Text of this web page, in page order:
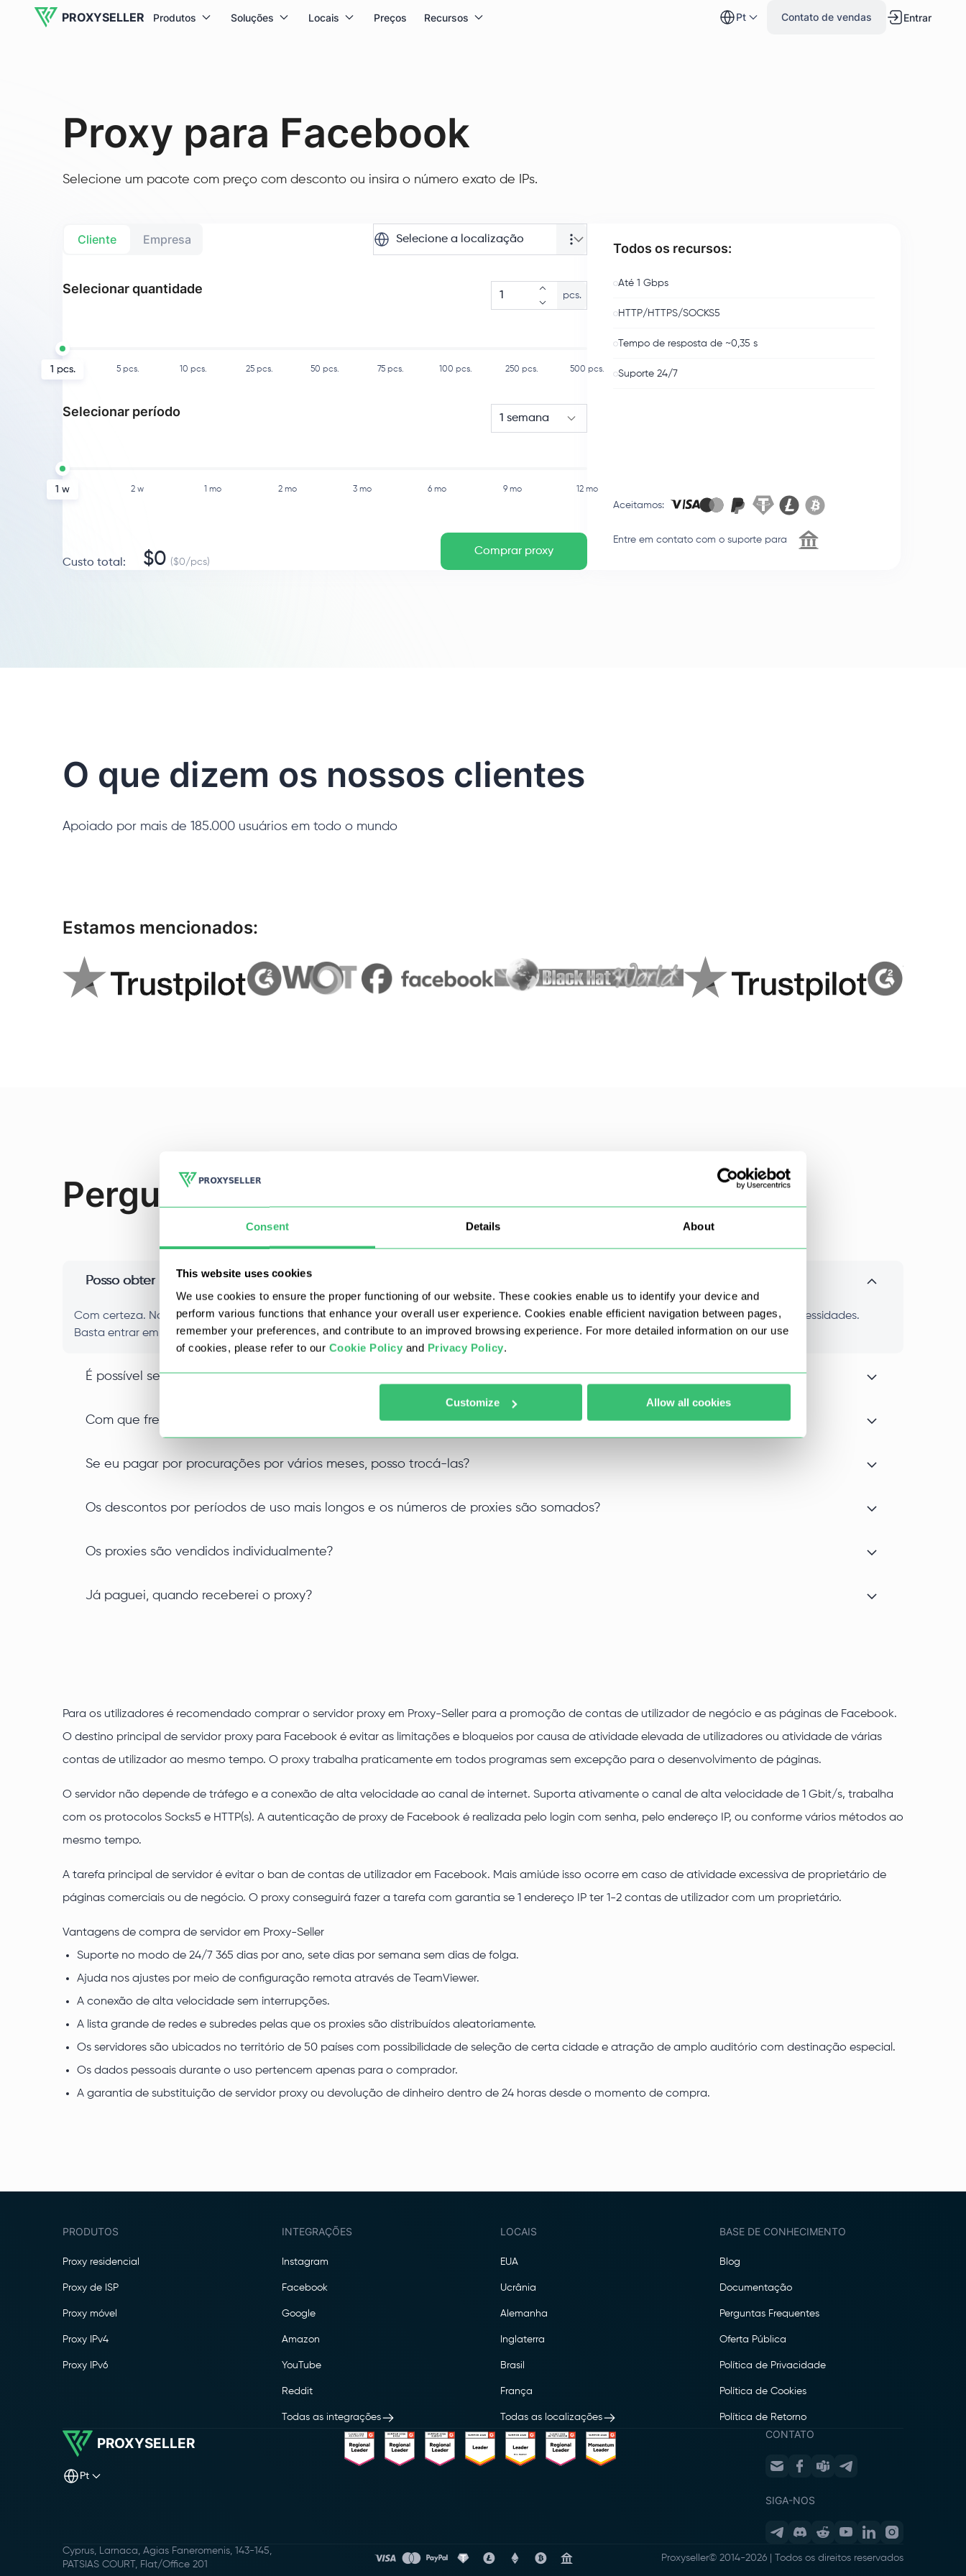
Consent Details About
This website uses cookies
We use cookies to ensure the proper functioning of our website. These cookies enable us to identify your device and
perform various functions that enhance your overall user experience. Cookies enable efficient navigation between pages,
remember your preferences, and contribute to an improved browsing experience. For more detailed information on our use
of cookies, please refer to our Cookie Policy and Privacy Policy.
Customize Allow all cookies
PROXYSELLER Produtos Soluções Locais Preços Recursos pt Contato de vendas Entrar
Proxy para Facebook
Selecione um pacote com preço com desconto ou insira o número exato de IPs.
Cliente Empresa Selecione a localização
Selecionar quantidade pcs.
1 pcs. 5 pcs. 10 pcs. 25 pcs. 50 pcs. 75 pcs. 100 pcs. 250 pcs. 500 pcs.
Selecionar período 1 semana
1 w 2 w 1 mo 2 mo 3 mo 6 mo 9 mo 12 mo
Custo total : $0 ($0/pcs)
Comprar proxy
Todos os recursos:
Até 1 Gbps
HTTP/HTTPS/SOCKS5
Tempo de resposta de ~0,35 s
Suporte 24/7
Aceitamos:
Entre em contato com o suporte para
O que dizem os nossos clientes
Apoiado por mais de 185.000 usuários em todo o mundo
Estamos mencionados:
Perguntas frequentes
Posso obter proxies de diferentes redes/sub-redes?
Com certeza. Nossos proxies vêm de uma variedade de sub-redes e teremos prazer em substituir qualquer um que não atenda às suas necessidades.
Basta entrar em contato com nosso consultor e providenciaremos a substituição.
É possível selecionar proxies por cidade e/ou região (estado)?
Com que frequência você atualiza os seus proxies?
Se eu pagar por procurações por vários meses, posso trocá-las?
Os descontos por períodos de uso mais longos e os números de proxies são somados?
Os proxies são vendidos individualmente?
Já paguei, quando receberei o proxy?
Para os utilizadores é recomendado comprar o servidor proxy em Proxy-Seller para a promoção de contas de utilizador de negócio e as páginas de Facebook.
O destino principal de servidor proxy para Facebook é evitar as limitações e bloqueios por causa de atividade elevada de utilizadores ou atividade de várias
contas de utilizador ao mesmo tempo. O proxy trabalha praticamente em todos programas sem excepção para o desenvolvimento de páginas.
O servidor não depende de tráfego e a conexão de alta velocidade ao canal de internet. Suporta ativamente o canal de alta velocidade de 1 Gbit/s, trabalha
com os protocolos Socks5 e HTTP(s). A autenticação de proxy de Facebook é realizada pelo login com senha, pelo endereço IP, ou conforme vários métodos ao
mesmo tempo.
A tarefa principal de servidor é evitar o ban de contas de utilizador em Facebook. Mais amiúde isso ocorre em caso de atividade excessiva de proprietário de
páginas comerciais ou de negócio. O proxy conseguirá fazer a tarefa com garantia se 1 endereço IP ter 1-2 contas de utilizador com um proprietário.
Vantagens de compra de servidor em Proxy-Seller
Suporte no modo de 24/7 365 dias por ano, sete dias por semana sem dias de folga.
Ajuda nos ajustes por meio de configuração remota através de TeamViewer.
A conexão de alta velocidade sem interrupções.
A lista grande de redes e subredes pelas que os proxies são distribuídos aleatoriamente.
Os servidores são ubicados no território de 50 países com possibilidade de seleção de certa cidade e atração de amplo auditório com destinação especial.
Os dados pessoais durante o uso pertencem apenas para o comprador.
A garantia de substituição de servidor proxy ou devolução de dinheiro dentro de 24 horas desde o momento de compra.
PRODUTOS
Proxy residencial
Proxy de ISP
Proxy móvel
Proxy IPv4
Proxy IPv6
INTEGRAÇÕES
Instagram
Facebook
Google
Amazon
YouTube
Reddit
Todas as integrações
LOCAIS
EUA
Ucrânia
Alemanha
Inglaterra
Brasil
França
Todas as localizações
BASE DE CONHECIMENTO
Blog
Documentação
Perguntas Frequentes
Oferta Pública
Política de Privacidade
Política de Cookies
Política de Retorno
PROXYSELLER
pt
CONTATO
SIGA-NOS
Cyprus, Larnaca, Agias Faneromenis, 143-145,
PATSIAS COURT, Flat/Office 201
Proxyseller© 2014-2026 Todos os direitos reservados